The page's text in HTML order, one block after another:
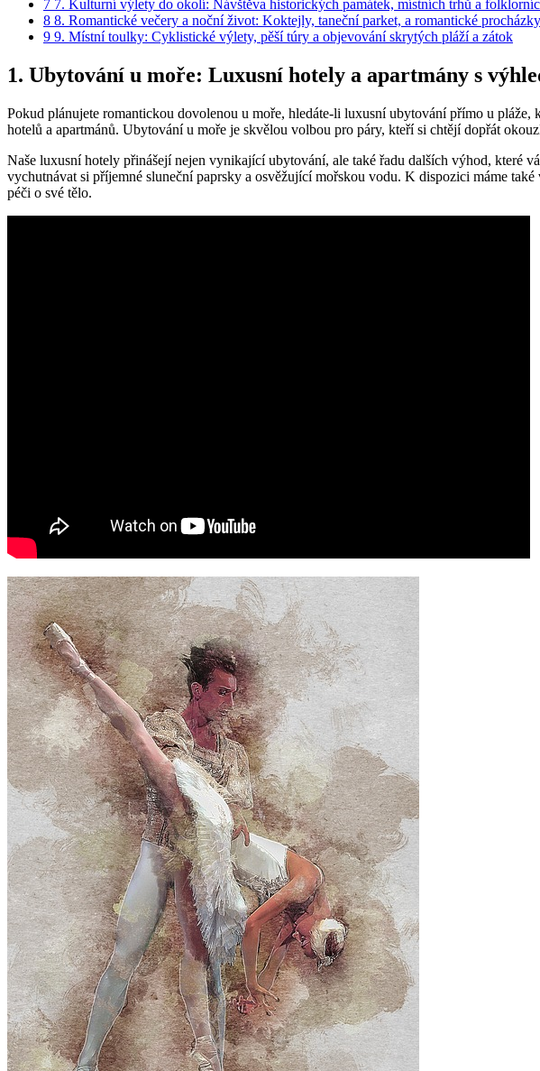
7 7. Kulturní​ výlety do ⁣okolí:⁢ Návštěva historických památek, místních trhů a⁢
8 8. Romantické večery a noční život: ‍Koktejly, ⁣taneční parket, a romantické
9 9. Místní toulky: Cyklistické ‌výlety, ⁤pěší túry a objevování skrytých pláží a zátok
1. Ubytování u moře: Luxusní hotely a ⁤apartmány s
Pokud plánujete romantickou ⁤dovolenou u moře, hledáte-li luxusní ubytování přímo u
hotelů a apartmánů.‌ Ubytování u moře je skvělou⁢ volbou pro páry, kteří ⁤si ​chtějí dopřát
Naše luxusní hotely přinášejí nejen vynikající ubytování, ale také řadu dalších výhod, ​které
vychutnávat si příjemné sluneční paprsky a ​osvěžující mořskou vodu. K dispozici máme
péči ‌o ‍své tělo.